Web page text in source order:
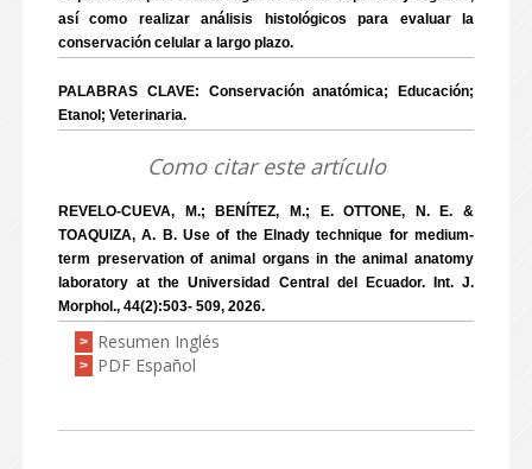
así como realizar análisis histológicos para evaluar la
conservación celular a largo plazo.
PALABRAS CLAVE: Conservación anatómica; Educación;
Etanol; Veterinaria.
Como citar este artículo
REVELO-CUEVA, M.; BENÍTEZ, M.; E. OTTONE, N. E. &
TOAQUIZA, A. B. Use of the Elnady technique for medium-
term preservation of animal organs in the animal anatomy
laboratory at the Universidad Central del Ecuador. Int. J.
Morphol., 44(2):503- 509, 2026.
> Resumen Inglés
> PDF Español